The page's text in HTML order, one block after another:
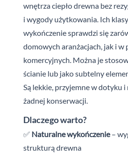
wnętrza ciepło drewna bez
i wygody użytkowania. Ich
wykończenie sprawdzi się
domowych aranżacjach, jak i w
komercyjnych. Można je
ścianie lub jako subtelny
Są lekkie, przyjemne w dotyku i
żadnej konserwacji.
Dlaczego warto?
✅ Naturalne wykończenie–
strukturą drewna